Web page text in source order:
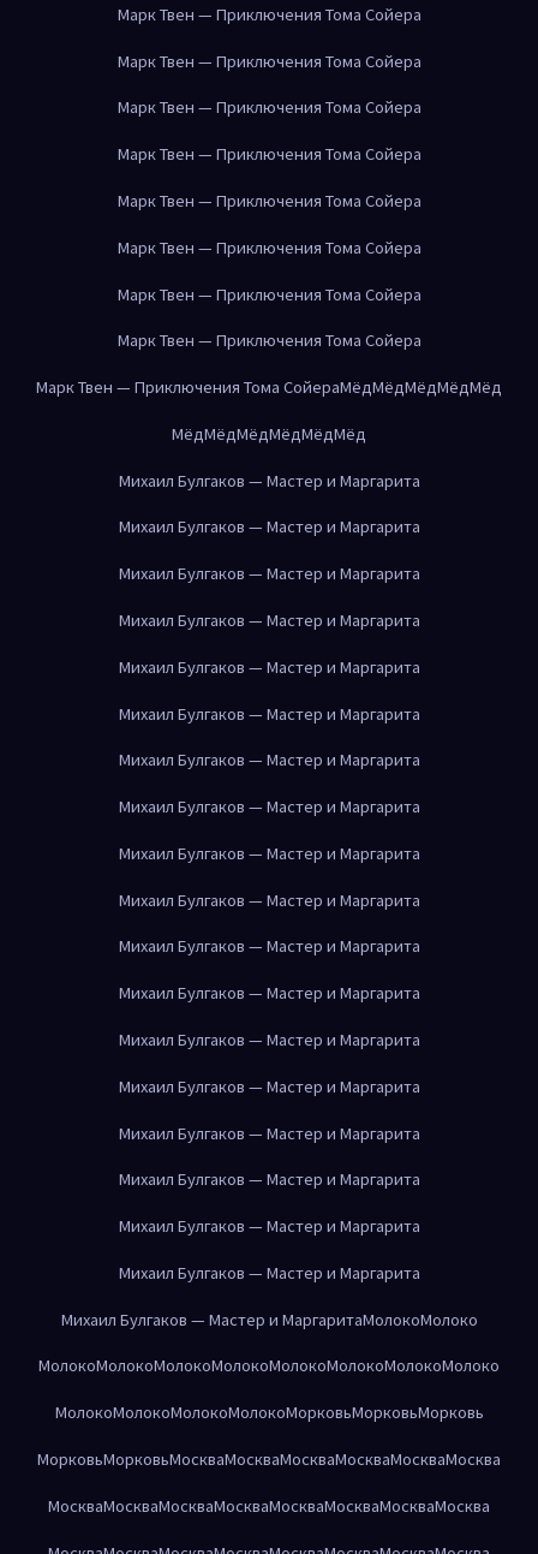
Марк Твен — Приключения Тома Сойера
Марк Твен — Приключения Тома Сойера
Марк Твен — Приключения Тома Сойера
Марк Твен — Приключения Тома Сойера
Марк Твен — Приключения Тома Сойера
Марк Твен — Приключения Тома Сойера
Марк Твен — Приключения Тома Сойера
Марк Твен — Приключения Тома Сойера
Марк Твен — Приключения Тома СойераМёдМёдМёдМёдМёд
МёдМёдМёдМёдМёдМёд
Михаил Булгаков — Мастер и Маргарита
Михаил Булгаков — Мастер и Маргарита
Михаил Булгаков — Мастер и Маргарита
Михаил Булгаков — Мастер и Маргарита
Михаил Булгаков — Мастер и Маргарита
Михаил Булгаков — Мастер и Маргарита
Михаил Булгаков — Мастер и Маргарита
Михаил Булгаков — Мастер и Маргарита
Михаил Булгаков — Мастер и Маргарита
Михаил Булгаков — Мастер и Маргарита
Михаил Булгаков — Мастер и Маргарита
Михаил Булгаков — Мастер и Маргарита
Михаил Булгаков — Мастер и Маргарита
Михаил Булгаков — Мастер и Маргарита
Михаил Булгаков — Мастер и Маргарита
Михаил Булгаков — Мастер и Маргарита
Михаил Булгаков — Мастер и Маргарита
Михаил Булгаков — Мастер и Маргарита
Михаил Булгаков — Мастер и МаргаритаМолокоМолоко
МолокоМолокоМолокоМолокоМолокоМолокоМолокоМолоко
МолокоМолокоМолокоМолокоМорковьМорковьМорковь
МорковьМорковьМоскваМоскваМоскваМоскваМоскваМосква
МоскваМоскваМоскваМоскваМоскваМоскваМоскваМосква